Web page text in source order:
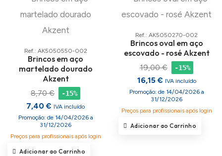
Ref.: AK5050550-002
Brincos em aço
martelado dourado
Akzent
8,70 € -15%
7,40 € IVA incluído
Promoção: de 14/04/2026 a
31/12/2026
Preços para profissionais após login
Adicionar ao Carrinho
Ref.: AK5050270-002
Brincos oval em aço
escovado - rosé Akzent
19,00 € -15%
16,15 € IVA incluído
Promoção: de 14/04/2026 a
31/12/2026
Preços para profissionais após login
Adicionar ao Carrinho